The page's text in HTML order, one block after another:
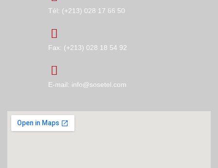
Tél: (+213) 028 17 66 50
Fax: (+213) 028 18 54 92
E-mail: info@sosetel.com